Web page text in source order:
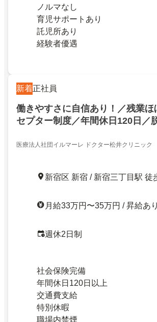
ノルマなし
育児サポートあり
託児所あり
経験者優遇
新着正社員
働きやすさに自信あり！／残業
セプター制度／年間休日120日／
医療法人社団イルマーレ ドクター松井クリニック
新宿区 新宿 / 新宿三丁目駅 徒
月給33万円〜35万円 / 昇給あり
週休2日制
社会保険完備
年間休日120日以上
交通費支給
特別休暇
職場内禁煙